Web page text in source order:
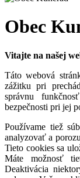
Obec
Vitajte na našej
Táto webová
zážitku pri
správnu
bezpečnosti pri jej
Používame tiež
analyzovať a
Tieto cookies sa
Máte možnosť
Deaktivácia